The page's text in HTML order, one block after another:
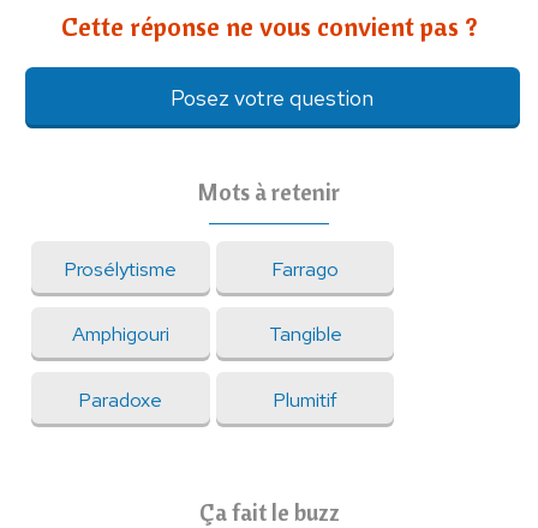
Cette réponse ne vous convient pas ?
Posez votre question
Mots à retenir
Prosélytisme Farrago
Amphigouri Tangible
Paradoxe Plumitif
Ça fait le buzz